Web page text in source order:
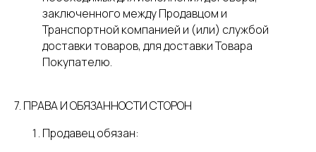
заключенного между Продавцом и
Транспортной компанией и (или) службой
доставки товаров, для доставки Товара
Покупателю.
7. ПРАВА И ОБЯЗАННОСТИ СТОРОН
Продавец обязан: